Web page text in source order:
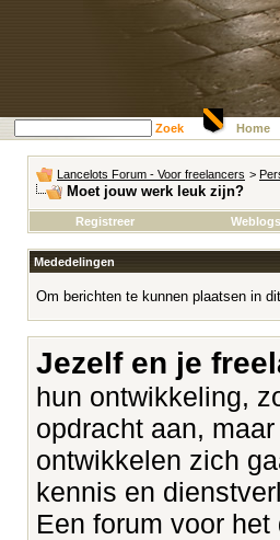
Zoek Home
Lancelots Forum - Voor freelancers >
Moet jouw werk leuk zijn?
Registreer Weblogs
Mededelingen
Om berichten te kunnen plaatsen in
Jezelf en je
hun ontwikkeling,
opdracht aan,
ontwikkelen zich
kennis en
Een forum voor